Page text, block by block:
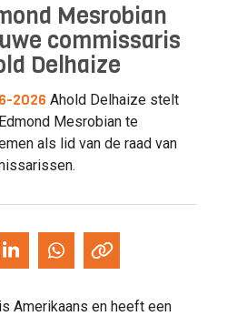
Mesrobian
commissaris
Delhaize
2026 Ahold Delhaize stelt
Mesrobian te
als lid van de raad van
Amerikaans en heeft een